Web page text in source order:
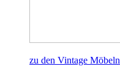
zu den Vintage Möbeln